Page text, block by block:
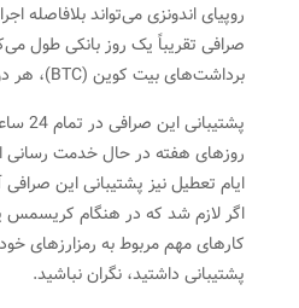
روپیای اندونزی می‌تواند بلافاصله
صرافی تقریباً یک روز بانکی طول
برداشت‌های بیت کوین (BTC)، هر دو بلافاصله انجام می‌شوند.
روزهای هفته در حال خدمت
ایام تعطیل نیز پشتیبانی این صرافی
اگر لازم شد که در هنگام کریسمس
کارهای مهم مربوط به رمزارزهای خود
پشتیبانی داشتید، نگران نباشید.